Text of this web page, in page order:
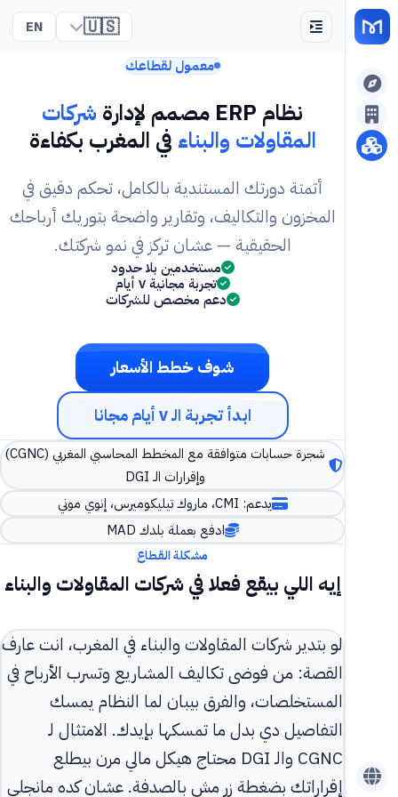
🇺🇸
EN
معمول لقطاعك
نظام ERP مصمم لإدارة
شركات
المقاولات والبناء في المغرب بكفاءة
أتمتة دورتك المستندية بالكامل، تحكم دقيق في
المخزون والتكاليف، وتقارير واضحة بتوريك أرباحك
الحقيقية — عشان تركز في نمو شركتك.
مستخدمين بلا حدود
تجربة مجانية ٧ أيام
دعم مخصص للشركات
شوف خطط الأسعار
ابدأ تجربة الـ ٧ أيام مجانا
شجرة حسابات متوافقة مع المخطط المحاسبي المغربي (CGNC)
وإقرارات الـ DGI
يدعم: CMI، ماروك تيليكوميرس، إنوي موني
ادفع بعملة بلدك MAD
مشكلة القطاع
إيه اللي بيقع فعلا في شركات المقاولات والبناء
لو بتدير شركات المقاولات والبناء في المغرب، انت عارف
القصة: من فوضى تكاليف المشاريع وتسرب الأرباح في
المستخلصات، والفرق بيبان لما النظام يمسك
التفاصيل دي بدل ما تمسكها بإيدك. الامتثال لـ
CGNC والـ DGI محتاج هيكل مالي مرن بيطلع
إقراراتك بضغطة زر مش بالصدفة. عشان كده مانجلي